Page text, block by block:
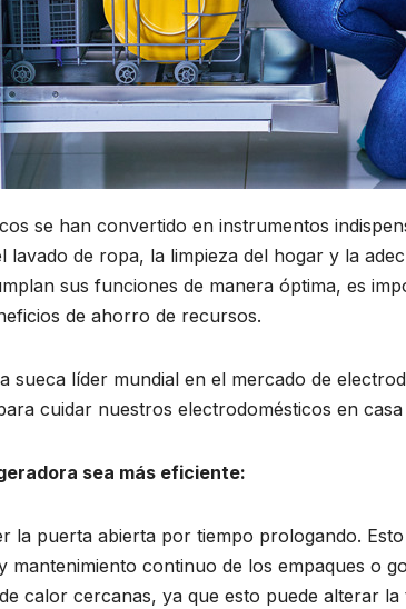
se han convertido en instrumentos
lavado de ropa, la limpieza del hogar y la
sus funciones de manera óptima, es
de ahorro de recursos.
sueca líder mundial en el mercado de
cuidar nuestros electrodomésticos en
sea más eficiente:
la puerta abierta por tiempo prologando.
mantenimiento continuo de los empaques o
calor cercanas, ya que esto puede alterar